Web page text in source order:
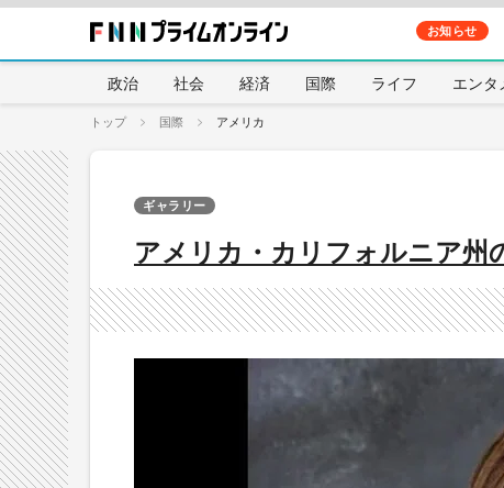
お知らせ
政治 社会 経済 国際 ライフ エンタ
トップ 国際 アメリカ
アメリカ・カリフォルニア州
ギャラリー